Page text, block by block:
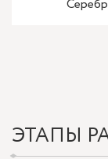
ЭТАПЫ